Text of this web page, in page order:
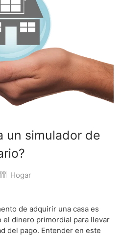
un simulador de
Hogar
de adquirir una casa es
el dinero primordial para llevar
del pago. Entender en este